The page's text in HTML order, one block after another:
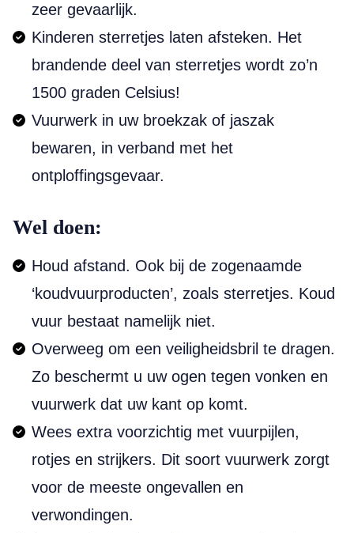
zeer gevaarlijk.
Kinderen sterretjes laten afsteken. Het
brandende deel van sterretjes wordt zo’n
1500 graden Celsius!
Vuurwerk in uw broekzak of jaszak
bewaren, in verband met het
ontploffingsgevaar.
Wel doen:
Houd afstand. Ook bij de zogenaamde
‘koudvuurproducten’, zoals sterretjes. Koud
vuur bestaat namelijk niet.
Overweeg om een veiligheidsbril te dragen.
Zo beschermt u uw ogen tegen vonken en
vuurwerk dat uw kant op komt.
Wees extra voorzichtig met vuurpijlen,
rotjes en strijkers. Dit soort vuurwerk zorgt
voor de meeste ongevallen en
verwondingen.